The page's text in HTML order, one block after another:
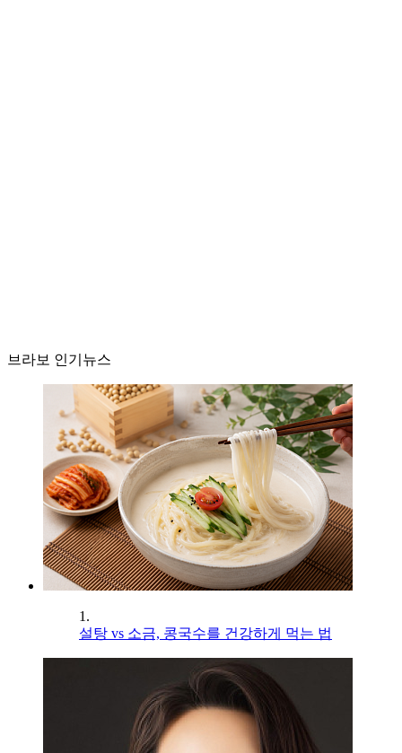
브라보 인기뉴스
1.
설탕 vs 소금, 콩국수를 건강하게 먹는 법